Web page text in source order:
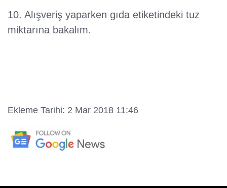
10. Alışveriş yaparken gıda etiketindeki tuz
miktarına bakalım.
Ekleme Tarihi: 2 Mar 2018 11:46